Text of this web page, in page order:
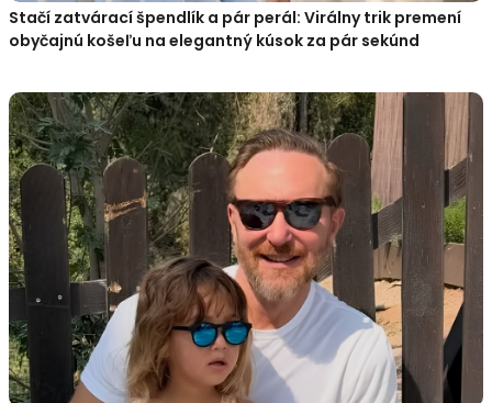
Stačí zatvárací špendlík a pár perál: Virálny trik premení
obyčajnú košeľu na elegantný kúsok za pár sekúnd